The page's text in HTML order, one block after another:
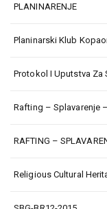
PLANINARENJE
Planinarski Klub
Protokol I Uputstva Za
Rafting – Splavarenje
RAFTING –
Religious Cultural